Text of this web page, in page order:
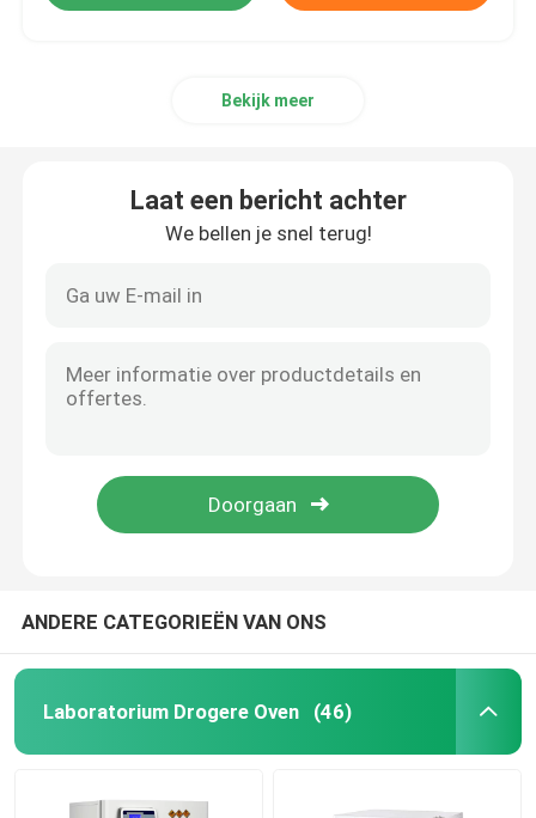
Bekijk meer
Laat een bericht achter
We bellen je snel terug!
ANDERE CATEGORIEËN VAN ONS
Laboratorium Drogere Oven (46)